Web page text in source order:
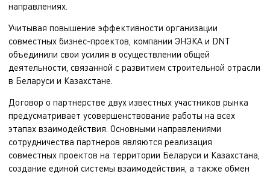
направлениях.
Учитывая повышение эффективности организации
совместных бизнес-проектов, компании ЭНЭКА и DNT
объединили свои усилия в осуществлении общей
деятельности, связанной с развитием строительной отрасли
в Беларуси и Казахстане.
Договор о партнерстве двух известных участников рынка
предусматривает усовершенствование работы на всех
этапах взаимодействия. Основными направлениями
сотрудничества партнеров являются реализация
совместных проектов на территории Беларуси и Казахстана,
создание единой системы взаимодействия, а также обмен